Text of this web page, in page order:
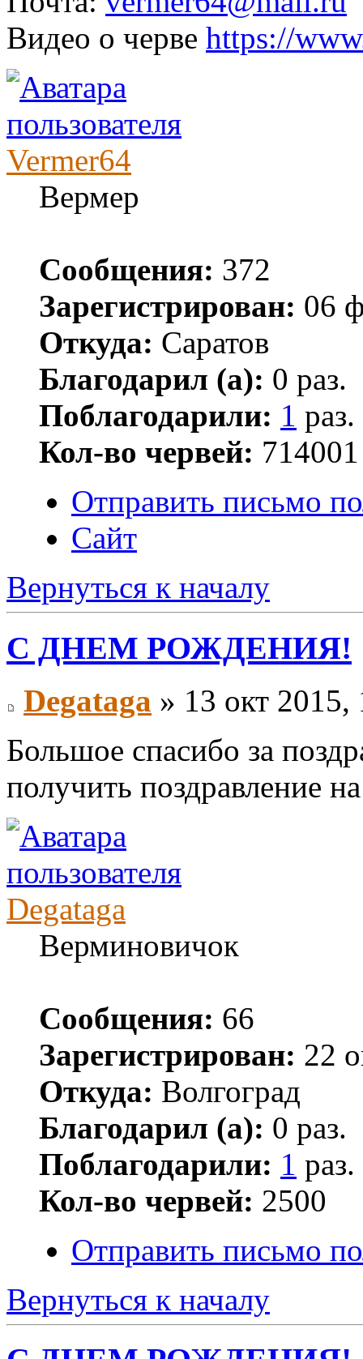
Видео о черве https://
Vermer64
Вермер
Сообщения: 372
Зарегистрирован: 06
Откуда: Саратов
Благодарил (а): 0 раз.
Поблагодарили: 1 раз.
Кол-во червей: 714001
Отправить письмо
Сайт
Вернуться к началу
С ДНЕМ РОЖДЕНИЯ!
Degataga » 13 окт 2015,
Большое спасибо за
получить поздравление
Degataga
Верминовичок
Сообщения: 66
Зарегистрирован: 22
Откуда: Волгоград
Благодарил (а): 0 раз.
Поблагодарили: 1 раз.
Кол-во червей: 2500
Отправить письмо
Вернуться к началу